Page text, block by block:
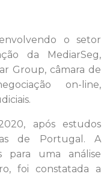
o setor
da MediarSeg,
Group, câmara de
on-line,
após estudos
de Portugal. A
para uma análise
foi constatada a